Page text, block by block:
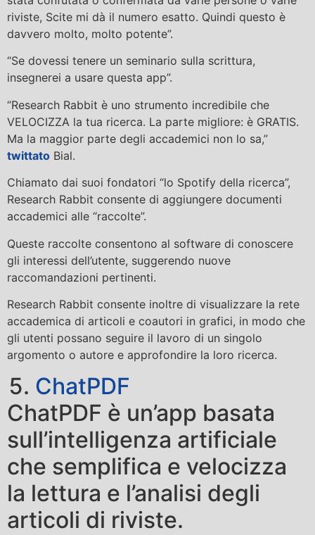
riviste, Scite mi dà il numero esatto. Quindi questo è
davvero molto, molto potente”.
“Se dovessi tenere un seminario sulla scrittura,
insegnerei a usare questa app”.
“Research Rabbit è uno strumento incredibile che
VELOCIZZA la tua ricerca. La parte migliore: è GRATIS.
Ma la maggior parte degli accademici non lo sa,”
twittato Bial.
Chiamato dai suoi fondatori “lo Spotify della ricerca”,
Research Rabbit consente di aggiungere documenti
accademici alle “raccolte”.
Queste raccolte consentono al software di conoscere
gli interessi dell’utente, suggerendo nuove
raccomandazioni pertinenti.
Research Rabbit consente inoltre di visualizzare la rete
accademica di articoli e coautori in grafici, in modo che
gli utenti possano seguire il lavoro di un singolo
argomento o autore e approfondire la loro ricerca.
ChatPDF
ChatPDF è un’app basata
sull’intelligenza artificiale
che semplifica e velocizza
la lettura e l’analisi degli
articoli di riviste.